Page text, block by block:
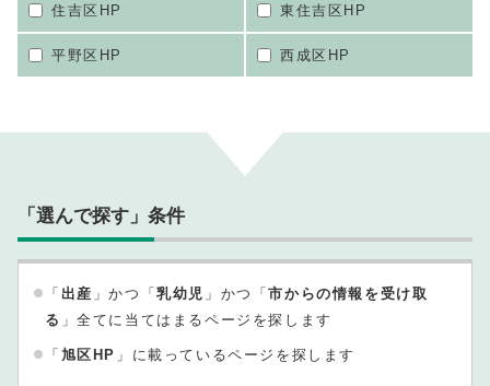
住吉区HP 東住吉区HP
平野区HP 西成区HP
「選んで探す」条件
「 出産 」かつ「乳幼児 」かつ「市からの情報を受け取
る 」全てに当てはまるページを探します
「 旭区HP 」に載っているページを探します